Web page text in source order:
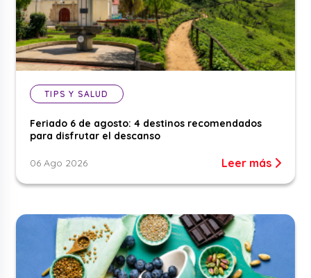
TIPS Y SALUD
Feriado 6 de agosto: 4 destinos recomendados
para disfrutar el descanso
06 Ago 2026 Leer más